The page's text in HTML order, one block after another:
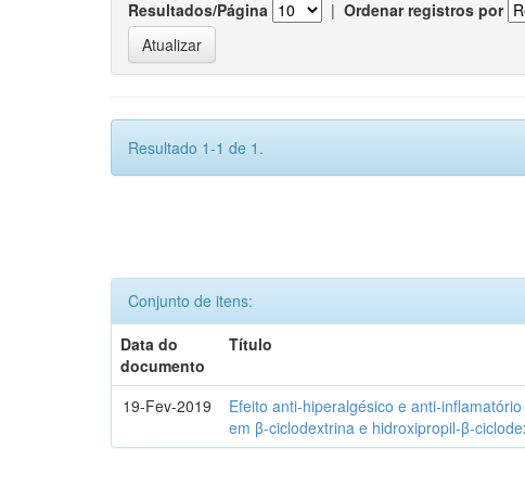
Resultados/Página | Ordenar registros por
Resultado 1-1 de 1.
Conjunto de itens:
Data do
documento
Título
19-Fev-2019
Efeito anti-hiperalgésico e anti-
em β-ciclodextrina e hidroxipropil-β-